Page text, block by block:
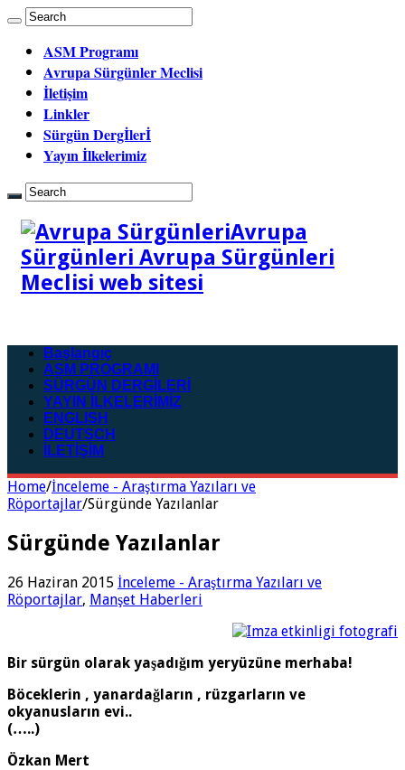
ASM Programı
Avrupa Sürgünler Meclisi
İletişim
Linkler
Sürgün Dergİlerİ
Yayın İlkelerimiz
Avrupa
Sürgünleri Avrupa Sürgünleri
Meclisi web sitesi
Başlangıç
ASM PROGRAMI
SÜRGÜN DERGİLERİ
YAYIN İLKELERİMİZ
ENGLISH
DEUTSCH
İLETİŞİM
Home/İnceleme - Araştırma Yazıları ve
Röportajlar/Sürgünde Yazılanlar
Sürgünde Yazılanlar
26 Haziran 2015 İnceleme - Araştırma Yazıları ve
Röportajlar, Manşet Haberleri
Bir sürgün olarak yaşadığım yeryüzüne merhaba!
Böceklerin , yanardağların , rüzgarların ve
okyanusların evi..
(…..)
Özkan Mert